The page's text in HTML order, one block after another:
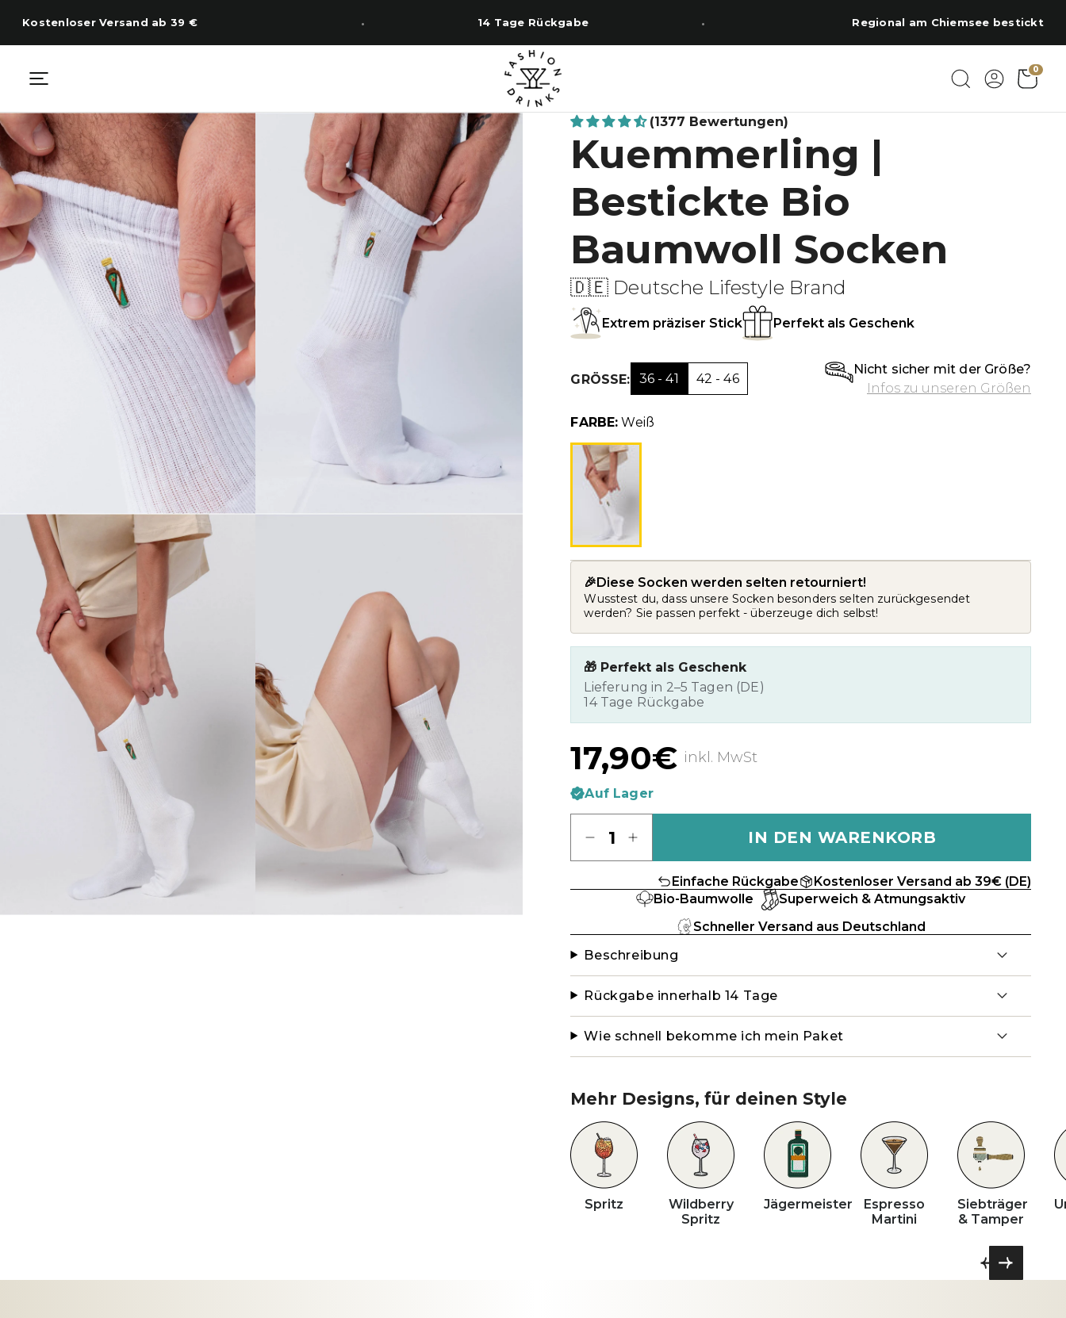
InhaltKostenloser Versand ab 39 € 14 Tage Rückgabe Regional am Chiemsee bestickt
0
(1377 Bewertungen)
Kuemmerling |
Bestickte Bio
Baumwoll Socken
🇩🇪 Deutsche Lifestyle Brand
Extrem präziser Stick Perfekt als Geschenk
GRÖSSE: 36 - 41 42 - 46
Nicht sicher mit der Größe?
Infos zu unseren Größen
FARBE: Weiß
🎉Diese Socken werden selten retourniert!
Wusstest du, dass unsere Socken besonders selten zurückgesendet
werden? Sie passen perfekt - überzeuge dich selbst!
🎁 Perfekt als Geschenk
Lieferung in 2–5 Tagen (DE)
14 Tage Rückgabe
17,90€ inkl. MwSt
Auf Lager
IN DEN WARENKORB
Einfache Rückgabe
Kostenloser Versand ab 39€ (DE)
Bio-Baumwolle
Superweich & Atmungsaktiv
Schneller Versand aus Deutschland
Beschreibung
Rückgabe innerhalb 14 Tage
Wie schnell bekomme ich mein Paket
Mehr Designs, für deinen Style
Spritz
Wildberry
Spritz
Jägermeister
Espresso
Martini
Siebträger
& Tamper